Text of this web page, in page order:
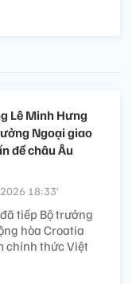
Lê Minh Hưng
Ngoại giao
đề châu Âu
18:33’
tiếp Bộ trưởng
hòa Croatia
chính thức Việt